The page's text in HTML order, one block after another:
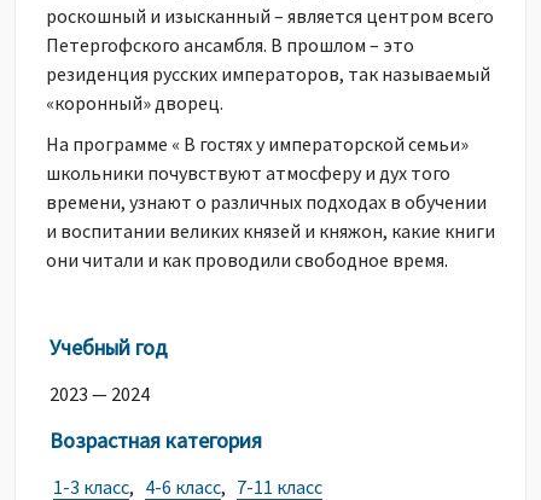
роскошный и изысканный – является центром всего
Петергофского ансамбля. В прошлом – это
резиденция русских императоров, так называемый
«коронный» дворец.
На программе « В гостях у императорской семьи»
школьники почувствуют атмосферу и дух того
времени, узнают о различных подходах в обучении
и воспитании великих князей и княжон, какие книги
они читали и как проводили свободное время.
Учебный год
2023 — 2024
Возрастная категория
1-3 класс, 4-6 класс, 7-11 класс